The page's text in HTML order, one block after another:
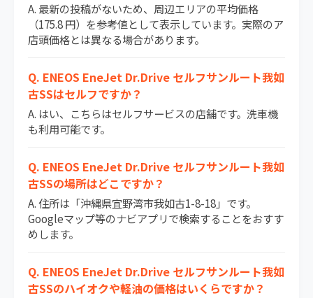
A. 最新の投稿がないため、周辺エリアの平均価格
（175.8 円）を参考値として表示しています。実際のア
店頭価格とは異なる場合があります。
Q. ENEOS EneJet Dr.Drive セルフサンルート我如
古SSはセルフですか？
A. はい、こちらはセルフサービスの店舗です。洗車機
も利用可能です。
Q. ENEOS EneJet Dr.Drive セルフサンルート我如
古SSの場所はどこですか？
A. 住所は「沖縄県宜野湾市我如古1-8-18」です。
Googleマップ等のナビアプリで検索することをおすす
めします。
Q. ENEOS EneJet Dr.Drive セルフサンルート我如
古SSのハイオクや軽油の価格はいくらですか？